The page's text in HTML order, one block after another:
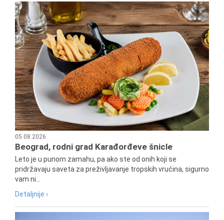
05.08.2026
Beograd, rodni grad Karađorđeve šnicle
Leto je u punom zamahu, pa ako ste od onih koji se
pridržavaju saveta za preživljavanje tropskih vrućina, sigurno
vam ni...
Detaljnije ›